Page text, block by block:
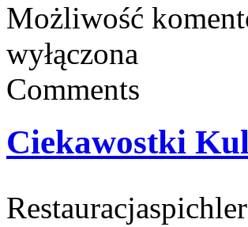
Możliwość
wyłączona
Comments
Ciekawostki